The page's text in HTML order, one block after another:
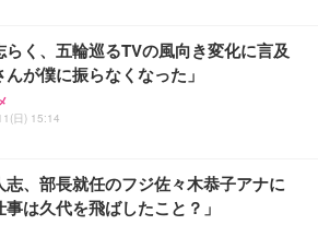
らく、五輪巡るTVの風向き変化に言及
んが僕に振らなくなった」
日) 15:14
志、部長就任のフジ佐々木恭子アナに
事は久代を飛ばしたこと？」